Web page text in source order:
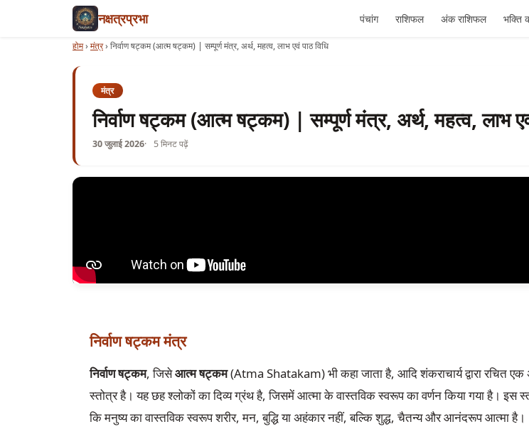
नक्षत्रप्रभा पंचांग राशिफल अंक राशिफल भक्ति
होम›मंत्र›निर्वाण षट्कम (आत्म षट्कम) | सम्पूर्ण मंत्र, अर्थ, महत्व, लाभ एवं पाठ विधि
मंत्र
निर्वाण षट्कम (आत्म षट्कम) | सम्पूर्ण मंत्र, अर्थ, महत्व, लाभ
30 जुलाई 2026 5 मिनट पढ़ें
निर्वाण षट्कम मंत्र
निर्वाण षट्कम, जिसेआत्म षट्कम(Atma Shatakam) भी कहा जाता है, आदि शंकराचार्य द्वारा रचित एक
स्तोत्र है। यह छह श्लोकों का दिव्य ग्रंथ है, जिसमें आत्मा के वास्तविक स्वरूप का वर्णन किया गया है। इस
कि मनुष्य का वास्तविक स्वरूप शरीर, मन, बुद्धि या अहंकार नहीं, बल्कि शुद्ध, चैतन्य और आनंदरूप आत्मा है।